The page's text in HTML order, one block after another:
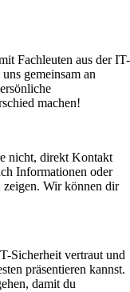
Fachleuten aus der IT-
gemeinsam an
machen!
nicht, direkt Kontakt
Informationen oder
zeigen. Wir können dir
Sicherheit vertraut und
präsentieren kannst.
damit du